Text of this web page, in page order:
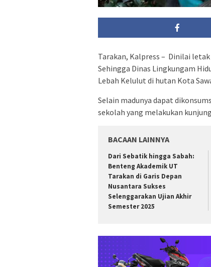
Tarakan, Kalpress – Dinilai
Sehingga Dinas Lingkungam
Lebah Kelulut di hutan Kota
Selain madunya dapat
sekolah yang melakukan
BACAAN LAINNYA
Dari Sebatik hingga Sabah:
Benteng Akademik UT
Tarakan di Garis Depan
Nusantara Sukses
Selenggarakan Ujian Akhir
Semester 2025